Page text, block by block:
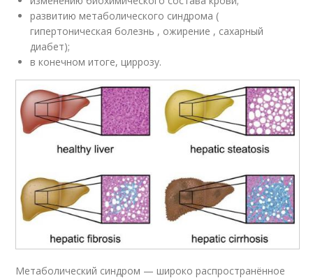
развитию метаболического синдрома (
гипертоническая болезнь , ожирение , сахарный
диабет);
в конечном итоге, циррозу.
Метаболический синдром — широко распространённое